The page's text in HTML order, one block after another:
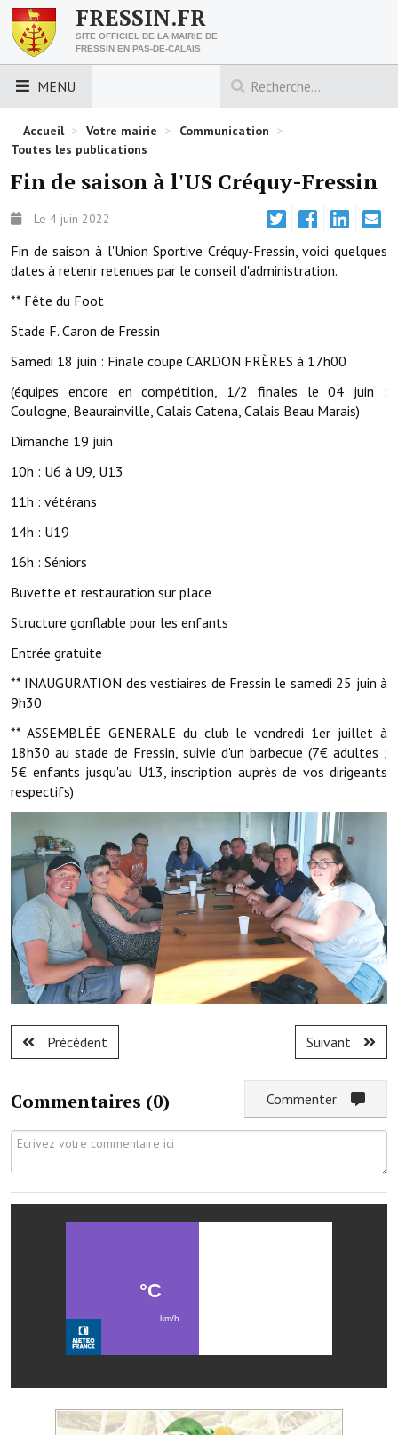
FRESSIN.FR
SITE OFFICIEL DE LA MAIRIE DE
FRESSIN EN PAS-DE-CALAIS
MENU
LES ESSENTIELS
Découvrez Fressin
Urbanisme
Nous contacter
Les foulées fressinoises
ACCÈS RAPIDE
Démarches administratives
Projets et travaux en cours
Fêtes et manifestations
VOTRE MAIRIE
Elus et agents
L'équipe municipale
Le personnel municipal
Les moyens financiers
Note de synthèse financière
Rapport d'orientation budgétaire
Actions et projets
Projets et travaux en cours
Procès verbaux des conseils municipaux
Communication
Toutes les publications
Le village dans l'intercommunalité
Communauté de communes
Les réseaux partenaires
VILLE PRATIQUE
Services publics intercommunaux
Affaires scolaires, CCAS
Accueil > Votre mairie > Communication >
Toutes les publications
Fin de saison à l'US Créquy-Fressin
Le 4 juin 2022
Fin de saison à l'Union Sportive Créquy-Fressin, voici quelques
dates à retenir retenues par le conseil d'administration.
** Fête du Foot
Stade F. Caron de Fressin
Samedi 18 juin : Finale coupe CARDON FRÈRES à 17h00
(équipes encore en compétition, 1/2 finales le 04 juin :
Coulogne, Beaurainville, Calais Catena, Calais Beau Marais)
Dimanche 19 juin
10h : U6 à U9, U13
11h : vétérans
14h : U19
16h : Séniors
Buvette et restauration sur place
Structure gonflable pour les enfants
Entrée gratuite
** INAUGURATION des vestiaires de Fressin le samedi 25 juin à
9h30
** ASSEMBLÉE GENERALE du club le vendredi 1er juillet à
18h30 au stade de Fressin, suivie d'un barbecue (7€ adultes ;
5€ enfants jusqu'au U13, inscription auprès de vos dirigeants
respectifs)
Précédent Suivant
Commentaires (0)